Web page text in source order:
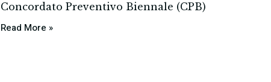
Concordato Preventivo Biennale (CPB)
Read More »